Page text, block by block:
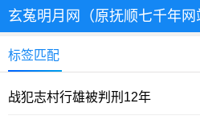
玄菟明月网（原抚顺七千年网
标签匹配
战犯志村行雄被判刑12年